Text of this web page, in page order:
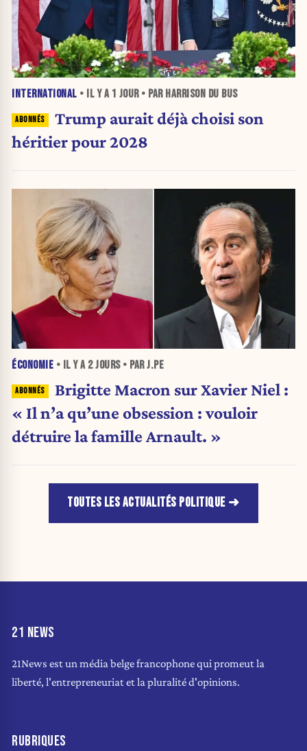
INTERNATIONAL • IL Y A 1 JOUR• PAR HARRISON DU BUS
Trump aurait déjà choisi son
héritier pour 2028
ÉCONOMIE • IL Y A 2 JOURS• PAR J.PE
Brigitte Macron sur Xavier Niel :
« Il n’a qu’une obsession : vouloir
détruire la famille Arnault. »
TOUTES LES ACTUALITÉS POLITIQUE
21 NEWS
21News est un média belge francophone qui promeut la
liberté, l'entrepreneuriat et la pluralité d'opinions.
RUBRIQUES